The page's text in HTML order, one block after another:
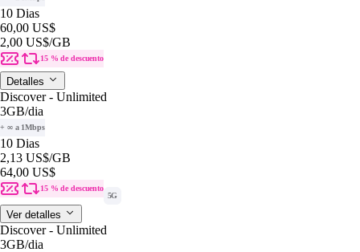
10 Dias
60,00 US$
2,00 US$/GB
15 % de descuento
Detalles
Discover - Unlimited
3GB/dia
+ ∞ a 1Mbps
10 Dias
2,13 US$/GB
64,00 US$
15 % de descuento
5G
Ver detalles
Discover - Unlimited
3GB/dia